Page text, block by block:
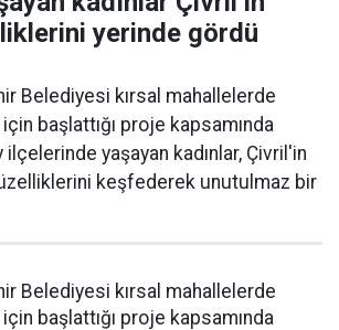
yerinde gördü
Belediyesi kırsal mahallelerde
başlattığı proje kapsamında
ilçelerinde yaşayan kadınlar, Çivril'in
keşfederek unutulmaz bir
Belediyesi kırsal mahallelerde
başlattığı proje kapsamında